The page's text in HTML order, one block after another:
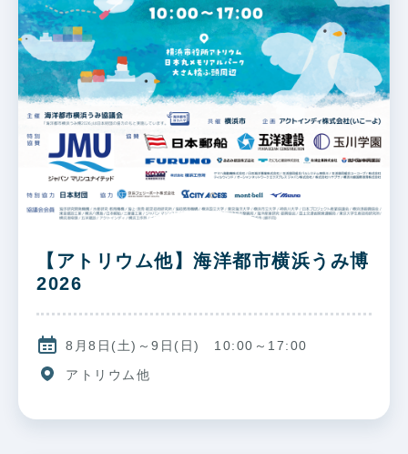
【アトリウム他】海洋都市横浜うみ博
2026
8月8日(土)～9日(日) 10:00～17:00
アトリウム他